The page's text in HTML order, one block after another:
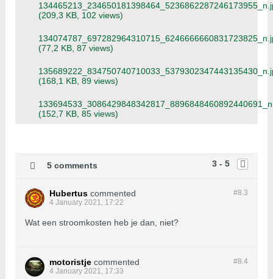
(209,3 KB, 102 views)
(77,2 KB, 87 views)
(168,1 KB, 89 views)
(152,7 KB, 85 views)
3 - 5
5 comments
#8.3
Hubertus commented
4 January 2021, 17:22
Wat een stroomkosten heb je dan, niet?
#8.4
motoristje commented
4 January 2021, 17:33